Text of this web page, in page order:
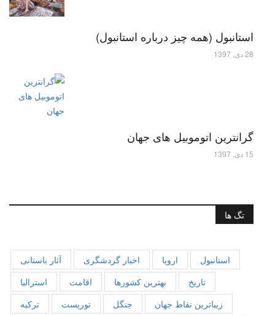
استانبول (همه چیز درباره استانبول)
28 دی, 1397
گرانترین اتوموبیل های جهان
15 دی, 1397
تگ ها
آثار باستانی اخبار گردشگری اروپا
استانبول
استرالیا
اقامت بهترین کشورها
تاریخ
ترکیه
توریست جنگل
زیباترین نقاط جهان